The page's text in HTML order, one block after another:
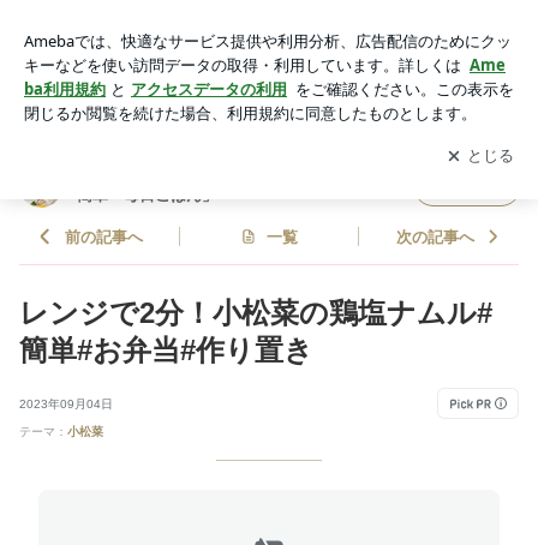
めさんオフィシャルブログ「どめさん家の簡単・毎日ごはん」
Powered by Ameba
アプリをダウンロードして ブログの更新通知
を受け取りまし
ょう。
開く
簡単・毎日ごはん」
前の記事へ 一覧 次の記事へ
レンジで2分！小松菜の鶏塩ナムル#
簡単#お弁当#作り置き
2023年09月04日
テーマ： 小松菜